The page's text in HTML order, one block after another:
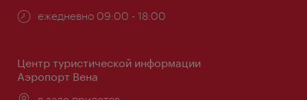
Часы
ежедневно 09:00 - 18:00
Центр туристической информации
Аэропорт Вена